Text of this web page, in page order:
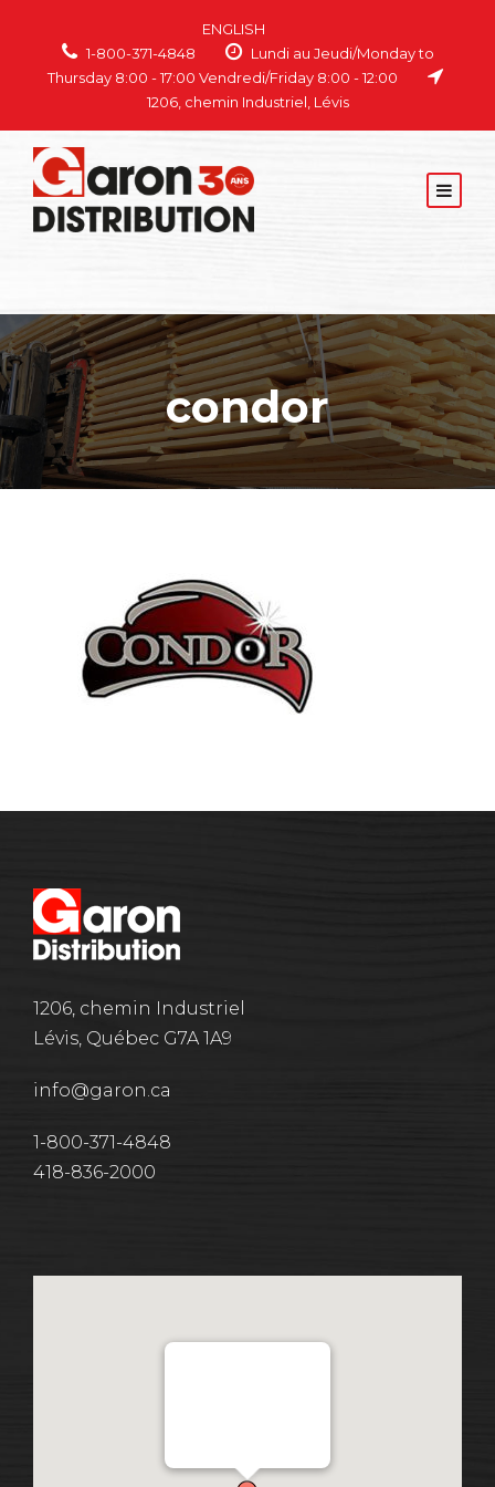
ENGLISH
1-800-371-4848
Lundi au Jeudi/Monday to
Thursday 8:00 - 17:00 Vendredi/Friday 8:00 - 12:00
1206, chemin Industriel, Lévis
condor
1206, chemin Industriel
Lévis, Québec G7A 1A9
info@garon.ca
1-800-371-4848
418-836-2000